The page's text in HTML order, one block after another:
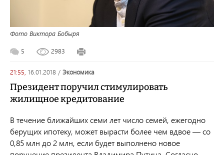
Фото Виктора Бобыря
5 2983
21:55, 16.01.2018 / экономика
Президент поручил стимулировать
жилищное кредитование
В течение ближайших семи лет число семей, ежегодно
берущих ипотеку, может вырасти более чем вдвое — со
0,85 млн до 2 млн, если будет выполнено новое